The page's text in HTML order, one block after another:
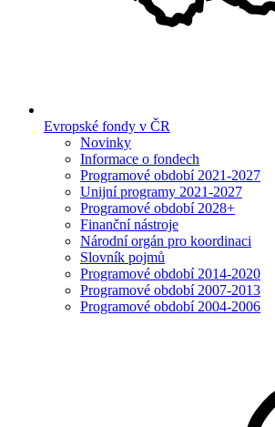
Evropské fondy v ČR
Novinky
Informace o fondech
Programové období 2021-2027
Unijní programy 2021-2027
Programové období 2028+
Finanční nástroje
Národní orgán pro koordinaci
Slovník pojmů
Programové období 2014-2020
Programové období 2007-2013
Programové období 2004-2006